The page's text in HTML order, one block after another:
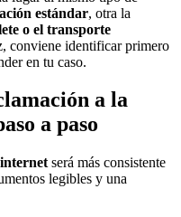
estándar, otra la
o el transporte
conviene identificar primero
en tu caso.
a la
a paso
será más consistente
legibles y una